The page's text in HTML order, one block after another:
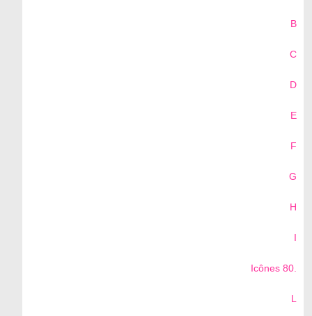
B
C
D
E
F
G
H
I
Icônes 80.
L